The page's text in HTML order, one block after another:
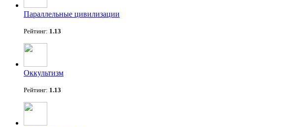
Параллельные цивилизации
Рейтинг: 1.13
Оккультизм
Рейтинг: 1.13